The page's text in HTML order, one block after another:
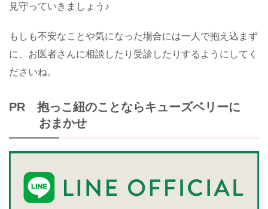
見守っていきましょう♪
もしも不安なことや気になった場合には一人で抱え込まず
に、お医者さんに相談したり受診したりするようにしてく
ださいね。
PR 抱っこ紐のことならキューズベリーに
おまかせ